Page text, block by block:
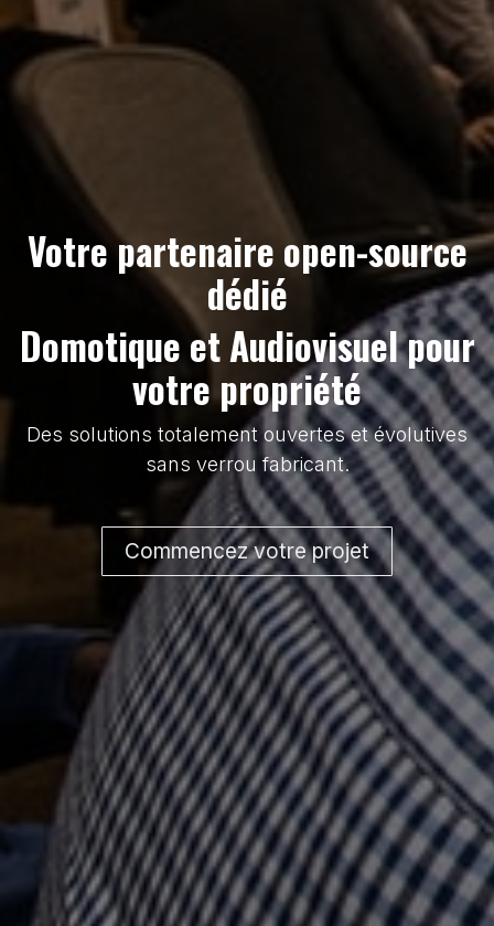
Votre partenaire open-source
dédié
Domotique et Audiovisuel pour
votre propriété
Des solutions totalement ouvertes et évolutives
sans verrou fabricant.
Commencez votre projet